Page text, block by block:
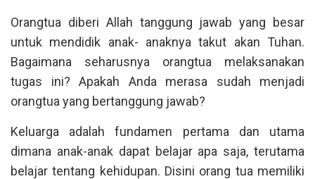
Orangtua diberi Allah tanggung jawab yang besar
untuk mendidik anak- anaknya takut akan Tuhan.
Bagaimana seharusnya orangtua melaksanakan
tugas ini? Apakah Anda merasa sudah menjadi
orangtua yang bertanggung jawab?
Keluarga adalah fundamen pertama dan utama
dimana anak-anak dapat belajar apa saja, terutama
belajar tentang kehidupan. Disini orang tua memiliki